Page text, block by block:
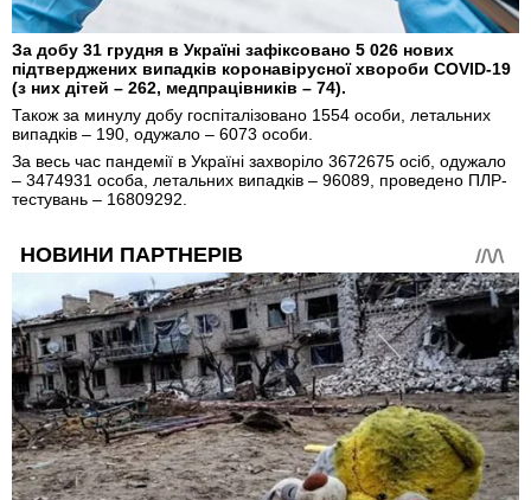
За добу 31 грудня в Україні зафіксовано 5 026 нових
підтверджених випадків коронавірусної хвороби COVID-19
(з них дітей – 262, медпрацівників – 74).
Також за минулу добу госпіталізовано 1554 особи, летальних
випадків – 190, одужало – 6073 особи.
За весь час пандемії в Україні захворіло 3672675 осіб, одужало
– 3474931 особа, летальних випадків – 96089, проведено ПЛР-
тестувань – 16809292.